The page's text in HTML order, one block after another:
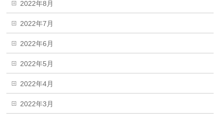
2022年8月
2022年7月
2022年6月
2022年5月
2022年4月
2022年3月